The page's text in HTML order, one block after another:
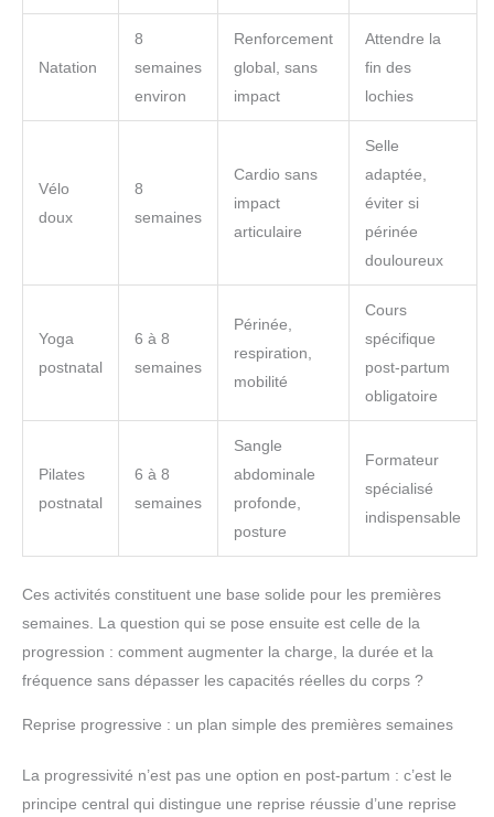
Natation
8
semaines
environ
Renforcement
global, sans
impact
Attendre la
fin des
lochies
Vélo
doux
8
semaines
Cardio sans
impact
articulaire
Selle
adaptée,
éviter si
périnée
douloureux
Yoga
postnatal
6 à 8
semaines
Périnée,
respiration,
mobilité
Cours
spécifique
post-partum
obligatoire
Pilates
postnatal
6 à 8
semaines
Sangle
abdominale
profonde,
posture
Formateur
spécialisé
indispensable
Ces activités constituent une base solide pour les premières
semaines. La question qui se pose ensuite est celle de la
progression : comment augmenter la charge, la durée et la
fréquence sans dépasser les capacités réelles du corps ?
Reprise progressive : un plan simple des premières semaines
La progressivité n’est pas une option en post-partum : c’est le
principe central qui distingue une reprise réussie d’une reprise